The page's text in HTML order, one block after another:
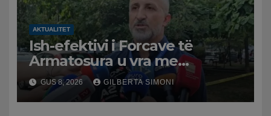
AKTUALITET
Ish-efektivi i Forcave të
Armatosura u vra me
kallashnikov nga shoku i
fëmijërisë, zv. drejtori i
Hetimit: Kishin konflikt të
GUS 8, 2026 GILBERTA SIMONI